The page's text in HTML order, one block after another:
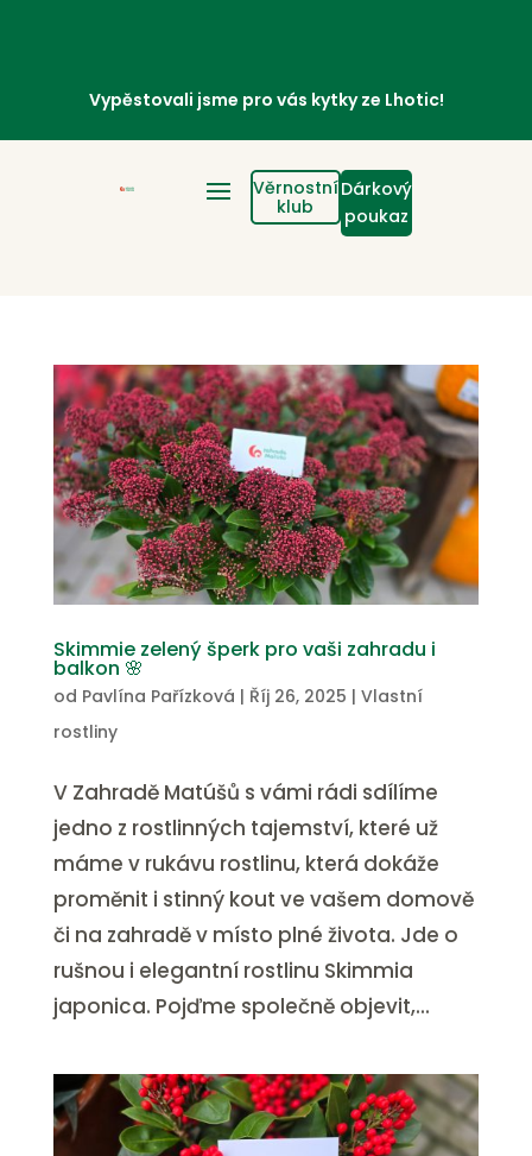
Vypěstovali jsme pro vás kytky ze Lhotic!
Věrnostní
klub
Dárkový
poukaz
Skimmie zelený šperk pro vaši zahradu i
balkon 🌸
od Pavlína Pařízková | Říj 26, 2025 | Vlastní
rostliny
V Zahradě Matúšů s vámi rádi sdílíme
jedno z rostlinných tajemství, které už
máme v rukávu rostlinu, která dokáže
proměnit i stinný kout ve vašem domově
či na zahradě v místo plné života. Jde o
rušnou i elegantní rostlinu Skimmia
japonica. Pojďme společně objevit,...